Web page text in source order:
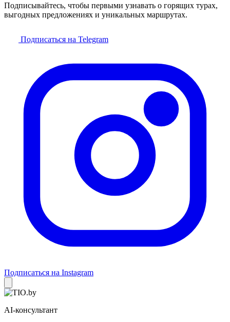
Подписывайтесь, чтобы первыми узнавать о горящих турах,
выгодных предложениях и уникальных маршрутах.
Подписаться на Telegram
Подписаться на Instagram
AI-консультант